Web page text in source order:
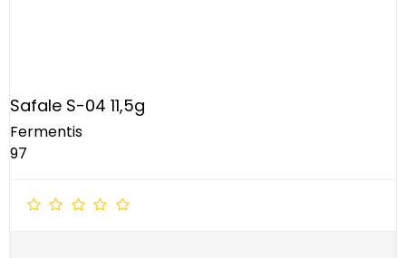
Safale S-04 11,5g
Fermentis
97